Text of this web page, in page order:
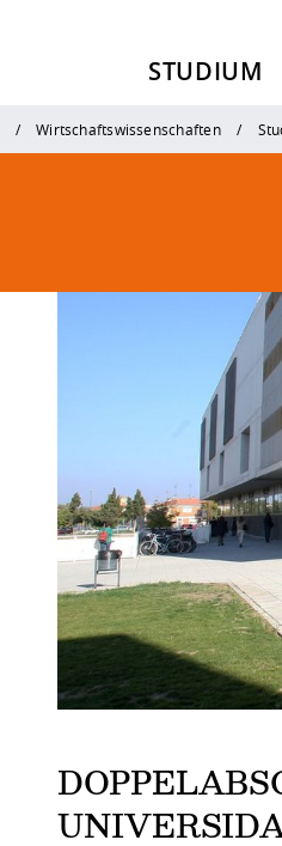
STUDIUM
Wirtschaftswissenschaften